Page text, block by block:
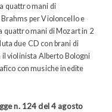
quattro mani di
Brahms per Violoncello e
quattro mani di Mozart in 2
due CD con brani di
violinista Alberto Bologni
con musiche inedite
n. 124 del 4 agosto